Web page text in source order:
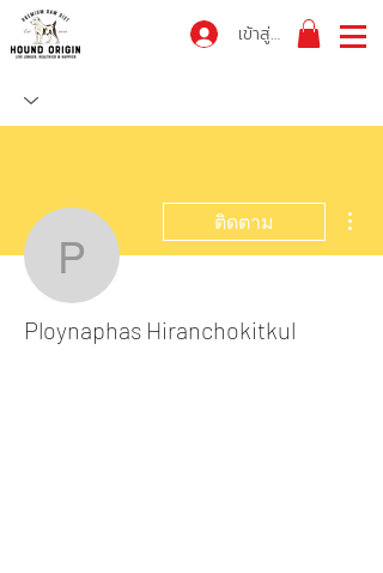
เข้าสู่ระบบ
Ploynaphas
ติดตาม
Ploynaphas Hiranchokitkul